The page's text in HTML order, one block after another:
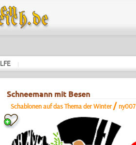
|
Schneemann mit Besen
Schablonen auf das Thema der Winter / ny007